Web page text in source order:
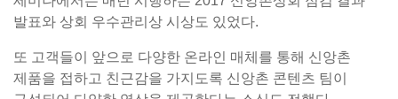
발표와 상회 우수관리상 시상도 있었다.
또 고객들이 앞으로 다양한 온라인 매체를 통해 신앙촌
제품을 접하고 친근감을 가지도록 신앙촌 콘텐츠 팀이